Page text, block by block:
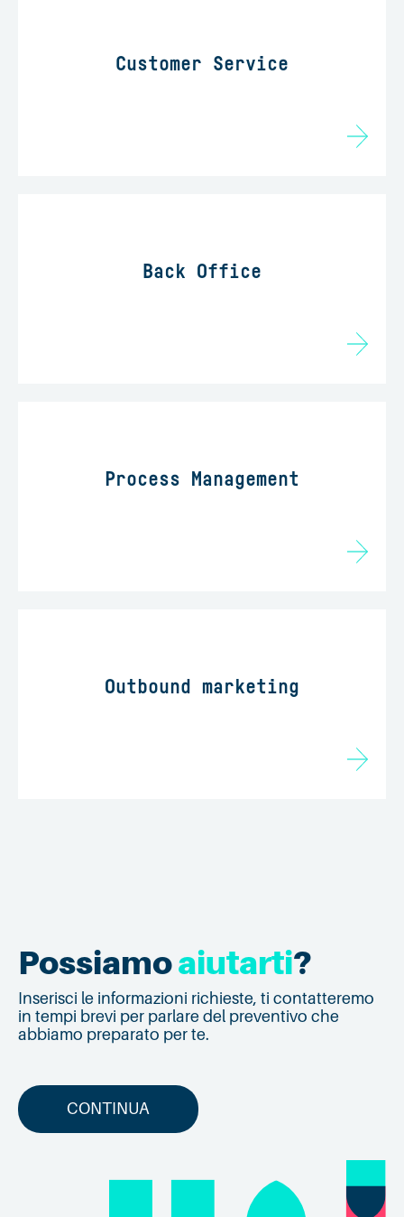
Customer Service
Back Office
Process Management
Outbound marketing
Possiamoaiutarti?
Inserisci le informazioni richieste, ti contatteremo
in tempi brevi per parlare del preventivo che
abbiamo preparato per te.
CONTINUA